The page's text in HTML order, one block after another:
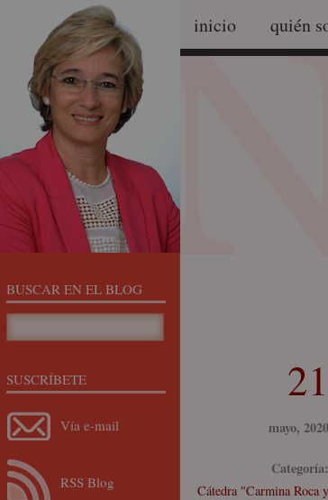
inicio quién
21
mayo, 2020
Categoría:
Cátedra "Carmina Roca y
BUSCAR EN EL BLOG
SUSCRÍBETE
Vía e-mail
RSS Blog